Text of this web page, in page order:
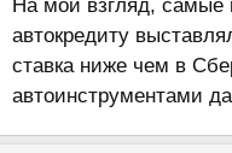
На мой взгляд, самые
автокредиту
ставка ниже чем в
автоинструментами